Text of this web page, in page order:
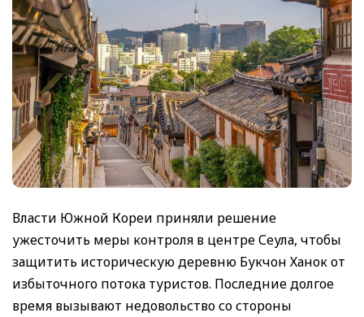
Власти Южной Кореи приняли решение
ужесточить меры контроля в центре Сеула, чтобы
защитить историческую деревню Букчон Ханок от
избыточного потока туристов. Последние долгое
время вызывают недовольство со стороны